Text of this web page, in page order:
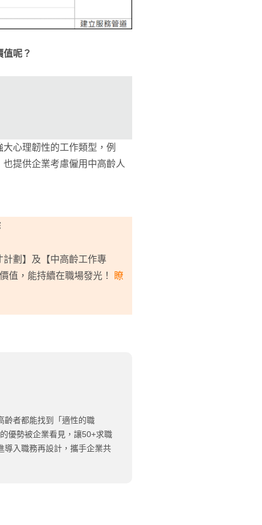
呢？
心理韌性的工作類型，例
提供企業考慮僱用中高齡人
劃】及【中高齡工作專
值，能持續在職場發光！
瞭
齡者都能找到「適性的職
優勢被企業看見，讓50+求職
導入職務再設計，攜手企業共